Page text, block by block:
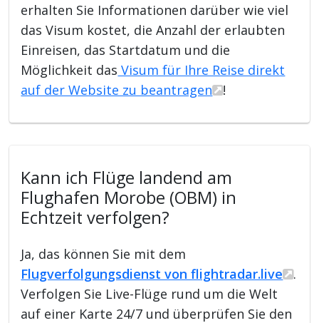
erhalten Sie Informationen darüber wie viel
das Visum kostet, die Anzahl der erlaubten
Einreisen, das Startdatum und die
Möglichkeit das Visum für Ihre Reise direkt
auf der Website zu beantragen
!
Kann ich Flüge landend am
Flughafen Morobe (OBM) in
Echtzeit verfolgen?
Ja, das können Sie mit dem
Flugverfolgungsdienst von flightradar.live
.
Verfolgen Sie Live-Flüge rund um die Welt
auf einer Karte 24/7 und überprüfen Sie den